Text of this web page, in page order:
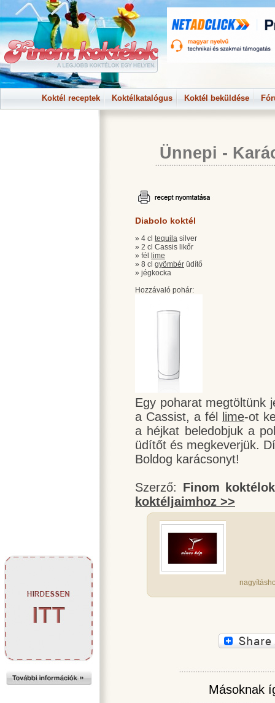
Koktél receptek Koktélkatalógus Koktél beküldése
Ünnepi -
Diabolo koktél
» 4 cl tequila silver
» 2 cl Cassis likőr
» fél
lime
» 8 cl gyömbér üdítő
» jégkocka
Hozzávaló pohár:
Egy poharat megtöltünk
a Cassist, a fél
lime-ot
a héjkat beledobjuk a
üdítőt és megkeverjük.
Boldog karácsonyt!
Szerző: Finom koktélok
koktéljaimhoz >>
Másoknak